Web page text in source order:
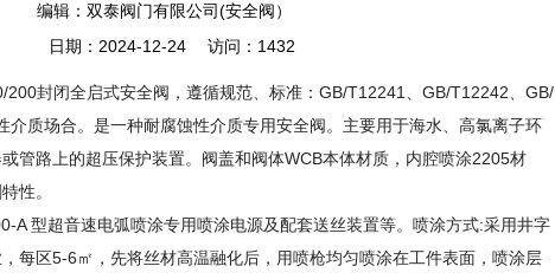
编辑：双泰阀门有限公司(安全阀）
日期：2024-12-24 访问：1432
封闭全启式安全阀，遵循规范、标准：GB/T12241、GB/T12242、GB/
介质场合。是一种耐腐蚀性介质专用安全阀。主要用于海水、高氯离子环
管路上的超压保护装置。阀盖和阀体WCB本体材质，内腔喷涂2205材
性。
型超音速电弧喷涂专用喷涂电源及配套送丝装置等。喷涂方式:采用井字
每区5-6㎡，先将丝材高温融化后，用喷枪均匀喷涂在工件表面，喷涂层